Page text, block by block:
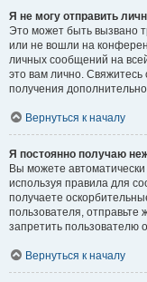
Я не могу отправить
Это может быть вызвано
или не вошли на
личных сообщений на
это вам лично.
получения
Вернуться к началу
Я постоянно получаю
Вы можете
используя правила для
получаете
пользователя,
запретить пользователю
Вернуться к началу